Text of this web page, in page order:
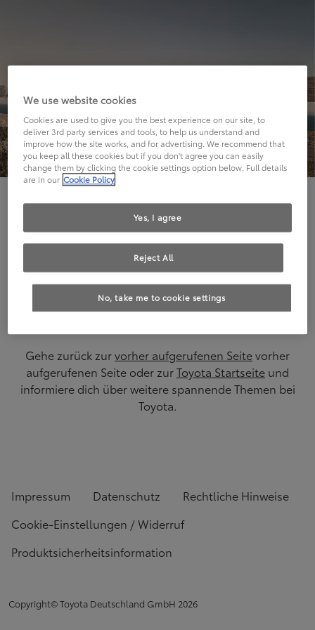
Hier geht's leider nicht weiter.
Die angeforderte Seite kann leider nicht gefunden
werden.
Gehe zurück zurvorher aufgerufenen Seitevorher
aufgerufenen Seite oder zurToyota Startseite und
informiere dich über weitere spannende Themen bei
Toyota.
Impressum Datenschutz
Rechtliche Hinweise
Cookie-Einstellungen / Widerruf
Produktsicherheitsinformation
Copyright© Toyota Deutschland GmbH 2026
We use website cookies
Cookies are used to give you the best experience on our site, to
deliver 3rd party services and tools, to help us understand and
improve how the site works, and for advertising. We recommend that
you keep all these cookies but if you don't agree you can easily
change them by clicking the cookie settings option below. Full details
are in our Cookie Policy
No, take me to cookie settings
Reject All
Yes, I agree